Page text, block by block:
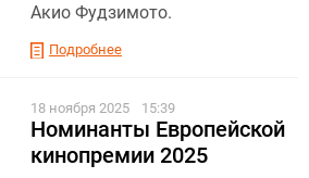
Акио Фудзимото.
Подробнее
18 ноября 2025 15:39
Номинанты Европейской
кинопремии 2025